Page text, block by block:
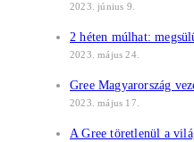
2023. június 9.
2 héten múlhat:
2023. május 24.
Gree Magyarország
2023. május 17.
A Gree töretlenül a